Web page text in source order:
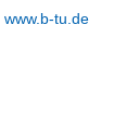
www.b-tu.de